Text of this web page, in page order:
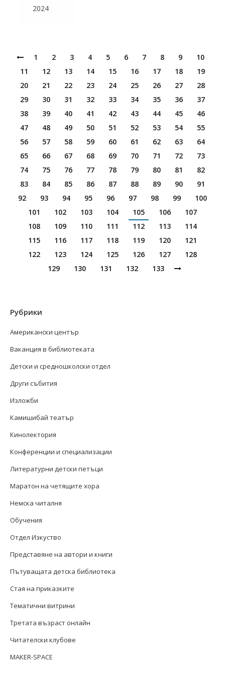
2024
1 2 3 4 5 6 7 8 9
10
11
12 13 14 15 16 17 18
19
20
21 22 23 24 25 26 27
28
29
30 31 32 33 34 35 36
37
38
39 40 41 42 43 44 45
46
47
48 49 50 51 52 53 54
55
56
57 58 59 60 61 62 63
64
65
66 67 68 69 70 71 72
73
74
75 76 77 78 79 80 81
82
83
84 85 86 87 88 89 90
91
92
93 94 95 96 97 98 99
100
101
102 103 104 105 106
107
108
109 110 111 112 113
114
115
116 117 118 119 120
121
122
123 124 125 126 127
128
129
130 131 132 133
Рубрики
Американски център
Ваканция в библиотеката
Детски и средношколски отдел
Други събития
Изложби
Камишибай театър
Кинолектория
Конференции и специализации
Литературни детски петъци
Маратон на четящите хора
Немска читалня
Обучения
Отдел Изкуство
Представяне на автори и книги
Пътуващата детска библиотека
Стая на приказките
Тематични витрини
Третата възраст онлайн
Читателски клубове
MAKER-SPACE